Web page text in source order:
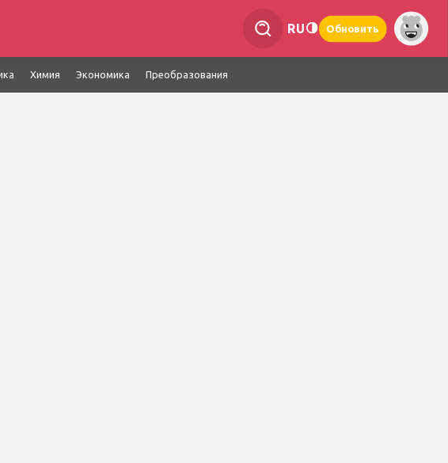
RU Обновить
Химия Экономика Преобразования